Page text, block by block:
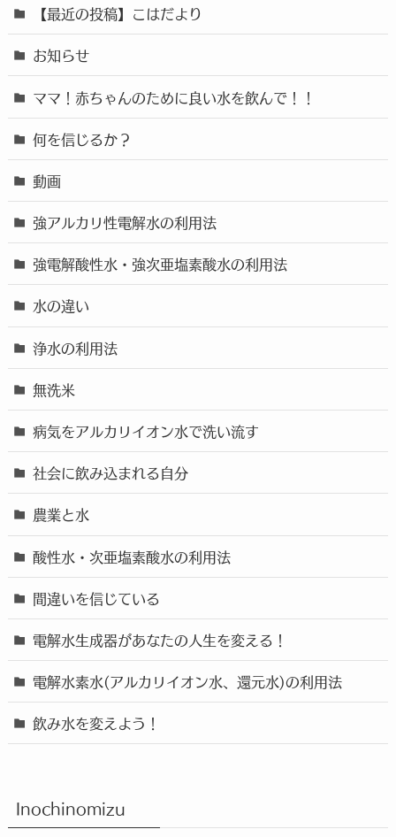
【最近の投稿】こはだより
お知らせ
ママ！赤ちゃんのために良い水を飲んで！！
何を信じるか？
動画
強アルカリ性電解水の利用法
強電解酸性水・強次亜塩素酸水の利用法
水の違い
浄水の利用法
無洗米
病気をアルカリイオン水で洗い流す
社会に飲み込まれる自分
農業と水
酸性水・次亜塩素酸水の利用法
間違いを信じている
電解水生成器があなたの人生を変える！
電解水素水(アルカリイオン水、還元水)の利用法
飲み水を変えよう！
Inochinomizu